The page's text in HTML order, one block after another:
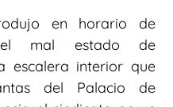
en horario de
el mal estado de
escalera interior que
del Palacio de